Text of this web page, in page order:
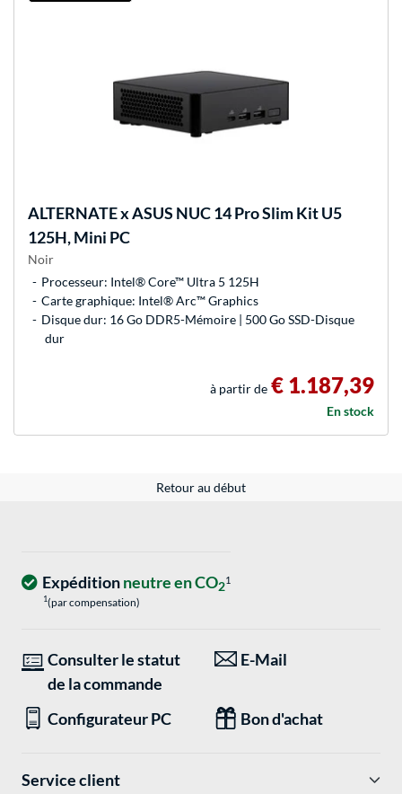
ALTERNATEx ASUS NUC 14 Pro Slim Kit U5
125H, Mini PC
Noir
Processeur: Intel® Core™ Ultra 5 125H
Carte graphique: Intel® Arc™ Graphics
Disque dur: 16 Go DDR5-Mémoire | 500 Go SSD-Disque
dur
à partir de € 1.187,39
En stock
Retour au début
Expéditionneutre en CO21
1(par compensation)
Consulter le statut
de la commande
E-Mail
Configurateur PC Bon d'achat
Service client